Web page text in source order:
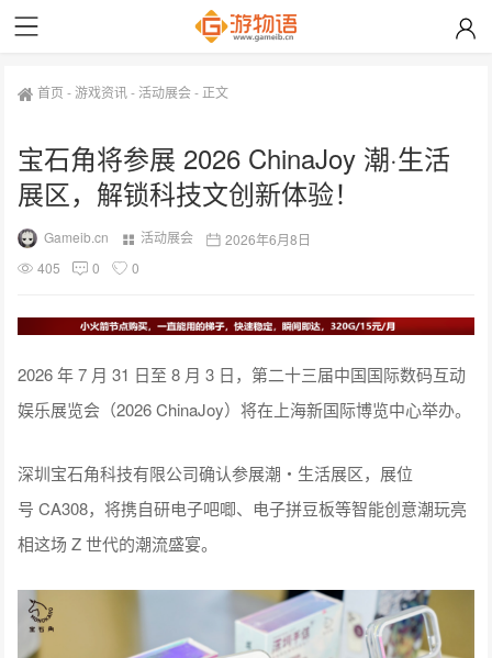
首页 -游戏资讯-活动展会- 正文
宝石角将参展 2026 ChinaJoy 潮·生活
展区，解锁科技文创新体验！
Gameib.cn 活动展会
2026年6月8日
405
0 0
2026 年 7 月 31 日至 8 月 3 日，第二十三届中国国际数码互动
娱乐展览会（2026 ChinaJoy）将在上海新国际博览中心举办。
深圳宝石角科技有限公司确认参展潮・生活展区，展位
号 CA308，将携自研电子吧唧、电子拼豆板等智能创意潮玩亮
相这场 Z 世代的潮流盛宴。